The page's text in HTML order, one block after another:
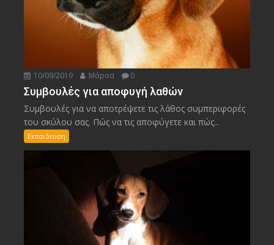
10/09/2019 Μάρσα 0
Συμβουλές για αποφυγή λαθών
Συμβουλές για να αποτρέψετε τις λάθος συμπεριφορές
του σκύλου σας. Πώς να τις αποφύγετε και πώς...
Εκπαιδευση